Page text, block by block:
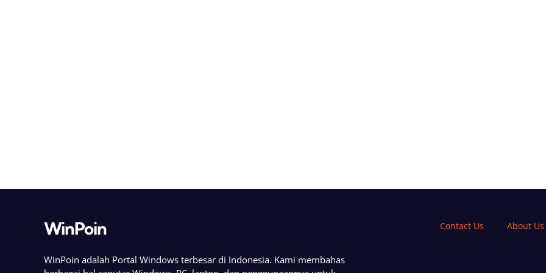
WinPoin
WinPoin adalah Portal Windows terbesar di Indonesia. Kami membahas
Contact Us About Us